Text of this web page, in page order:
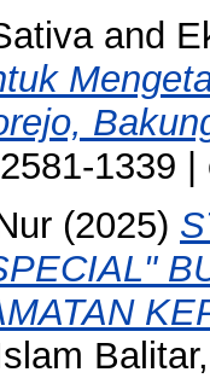
and
1339
(2025)